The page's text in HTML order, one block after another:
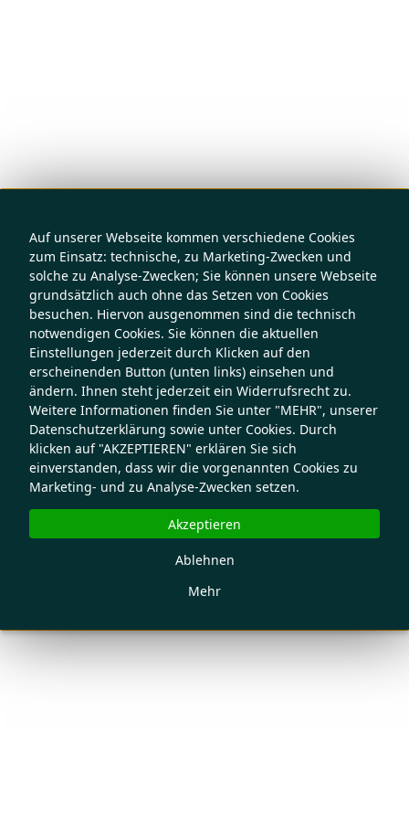
Auf unserer Webseite kommen verschiedene Cookies
zum Einsatz: technische, zu Marketing-Zwecken und
solche zu Analyse-Zwecken; Sie können unsere Webseite
grundsätzlich auch ohne das Setzen von Cookies
besuchen. Hiervon ausgenommen sind die technisch
notwendigen Cookies. Sie können die aktuellen
Einstellungen jederzeit durch Klicken auf den
erscheinenden Button (unten links) einsehen und
ändern. Ihnen steht jederzeit ein Widerrufsrecht zu.
Weitere Informationen finden Sie unter "MEHR", unserer
Datenschutzerklärung sowie unter Cookies. Durch
klicken auf "AKZEPTIEREN" erklären Sie sich
einverstanden, dass wir die vorgenannten Cookies zu
Marketing- und zu Analyse-Zwecken setzen.
Mehr
Ablehnen
Akzeptieren